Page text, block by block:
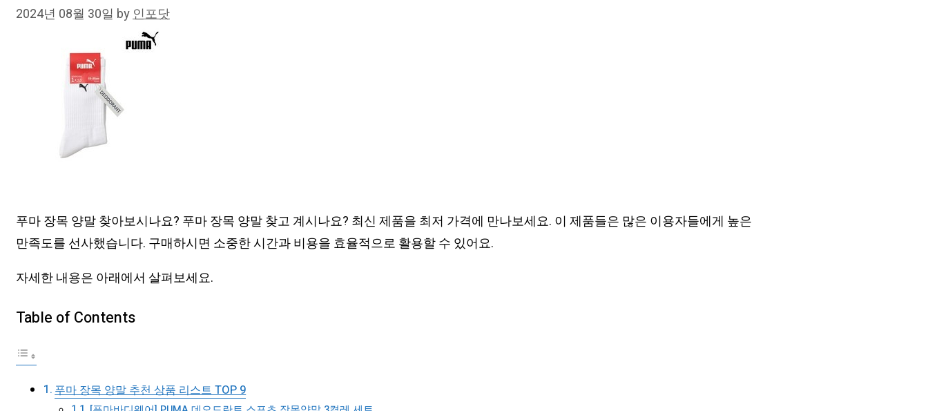
2024년 08월 30일 by인포닷
푸마 장목 양말 찾아보시나요? 푸마 장목 양말 찾고 계시나요? 최신 제품을 최저 가격에 만나보세요. 이 제품들은 많은 이용자들에게 높은
만족도를 선사했습니다. 구매하시면 소중한 시간과 비용을 효율적으로 활용할 수 있어요.
자세한 내용은 아래에서 살펴보세요.
Table of Contents
푸마 장목 양말 추천 상품 리스트 TOP 9